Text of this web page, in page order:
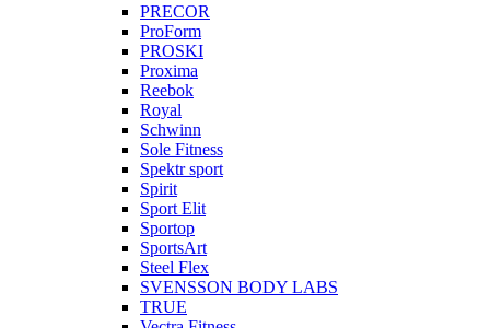
PRECOR
ProForm
PROSKI
Proxima
Reebok
Royal
Schwinn
Sole Fitness
Spektr sport
Spirit
Sport Elit
Sportop
SportsArt
Steel Flex
SVENSSON BODY LABS
TRUE